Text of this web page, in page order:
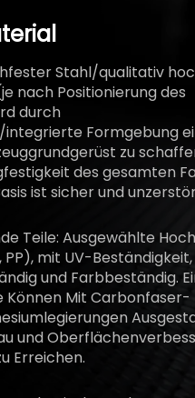
Stahl/qualitativ
nach Positionierung des
durch
integrierte Formgebung
zu
des gesamten
ist sicher und
Teile: Ausgewählte
PP), mit UV-Beständigkeit,
und Farbbeständig.
Können Mit Carbonfaser-
und
Erreichen.